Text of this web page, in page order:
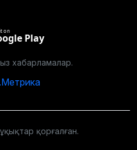
on
Play
хабарламалар.
қорғалған.